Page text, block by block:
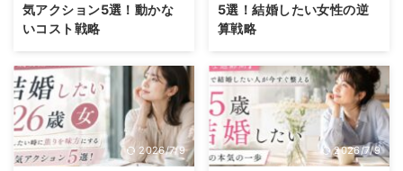
気アクション5選！動かな
いコスト戦略
5選！結婚したい女性の逆
算戦略
2026/7/9 2026/7/9